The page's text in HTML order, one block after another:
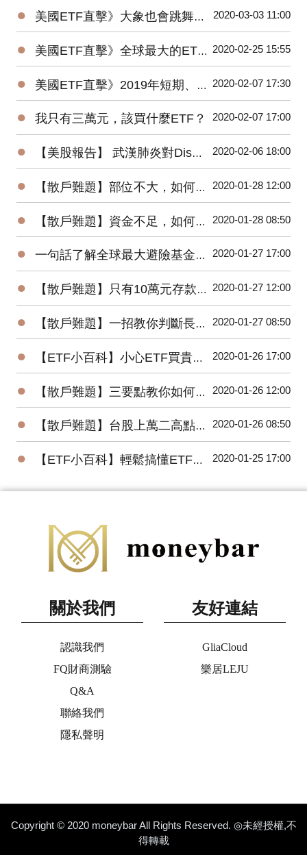
● 美國ETF直擊》大象也會跳舞？2019美國主動ETF規模Top15出爐！ 2020-03-03 11:00
● 美國ETF直擊》全球最大的ETF是它⋯⋯1檔抵N檔0050！ 2020-02-25 15:55
● 美國ETF直擊》2019年短期、低風險的固定收益ETF最受追捧 2020-02-07 17:30
● 我只有三萬元，該買什麼ETF？ 2020-02-07 17:00
● 【美股報告】 武漢肺炎對Disney(DIS)2020第一季衝擊有多大？ 2020-02-06 18:00
● 【散戶難題】部位不大，如何增加投機功力？ 2020-01-28 12:00
● 【散戶難題】資金不足，如何快速累積財富？ 2020-01-28 08:50
● 一句話了解全球最大避險基金的操作思想 2020-01-27 17:00
● 【散戶難題】只有10萬元存款的小資，該如何開始投資台股？ 2020-01-27 12:00
● 【散戶難題】一招教你判斷長紅K是真突破還是假突破 2020-01-27 08:50
● 【ETF小百科】小心ETF買貴了！你不可不知的ETF名詞 2020-01-26 17:00
● 【散戶難題】三要點教你如何將波浪理論應用在台股上？ 2020-01-26 12:00
● 【散戶難題】台股上萬二高點，為何外資還敢大買百億？ 2020-01-26 08:50
● 【ETF小百科】輕鬆搞懂ETF追蹤指數的三種方式 2020-01-25 17:00
關於我們
認識我們
FQ財商測驗
Q&A
聯絡我們
隱私聲明
友好連結
GliaCloud
樂居LEJU
Copyright © 2020 moneybar All Rights Reserved. ◎未經授權,不
得轉載